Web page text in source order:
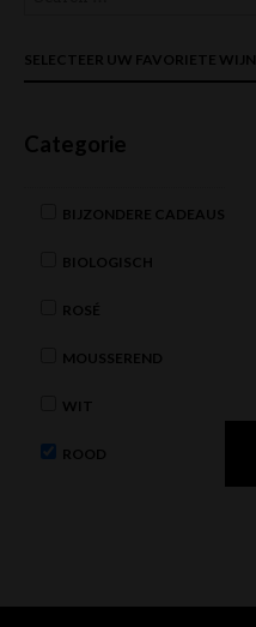
SELECTEER UW FAVORIETE WIJN
Categorie
BIJZONDERE CADEAUS
BIOLOGISCH
ROSÉ
MOUSSEREND
WIT
ROOD